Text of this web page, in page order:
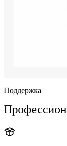
Поддержка